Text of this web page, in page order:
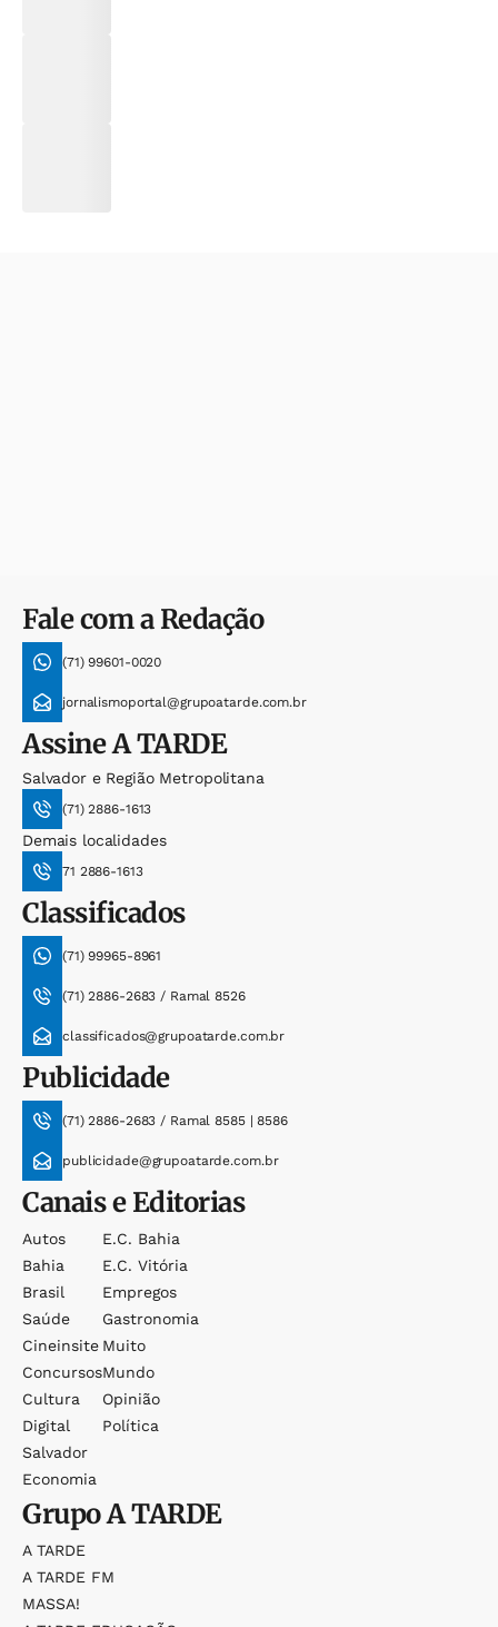
Fale com a Redação
(71) 99601-0020
jornalismoportal@grupoatarde.com.br
AssineA TARDE
Salvador e Região Metropolitana
(71) 2886-1613
Demais localidades
71 2886-1613
Classificados
(71) 99965-8961
(71) 2886-2683 / Ramal 8526
classificados@grupoatarde.com.br
Publicidade
(71) 2886-2683 / Ramal 8585 | 8586
publicidade@grupoatarde.com.br
Canais e Editorias
Autos
Bahia
Brasil
Saúde
Cineinsite
Concursos
Cultura
Digital
Salvador
Economia
E.c. Bahia
E.c. Vitória
Empregos
Gastronomia
Muito
Mundo
Opinião
Política
GrupoA TARDE
A TARDE
A TARDE FM
MASSA!